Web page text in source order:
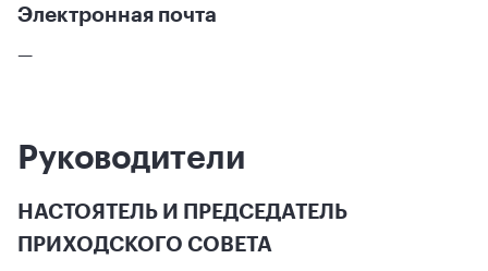
Электронная почта
—
Руководители
НАСТОЯТЕЛЬ И ПРЕДСЕДАТЕЛЬ
ПРИХОДСКОГО СОВЕТА